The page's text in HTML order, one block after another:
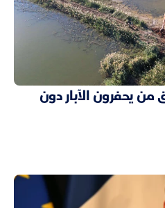
من يحفرون الآبار دون